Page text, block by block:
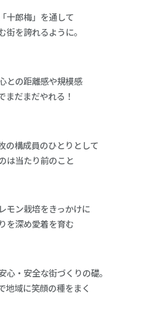
十郎梅」を通して
街を誇れるように。
との距離感や規模感
まだまだやれる！
の構成員のひとりとして
は当たり前のこと
モン栽培をきっかけに
を深め愛着を育む
心・安全な街づくりの礎。
地域に笑顔の種をまく